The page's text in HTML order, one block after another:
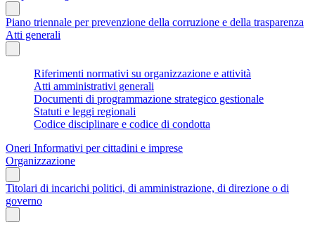
Piano triennale per prevenzione della corruzione e della trasparenza
Atti generali
Riferimenti normativi su organizzazione e attività
Atti amministrativi generali
Documenti di programmazione strategico gestionale
Statuti e leggi regionali
Codice disciplinare e codice di condotta
Oneri Informativi per cittadini e imprese
Organizzazione
Titolari di incarichi politici, di amministrazione, di direzione o di
governo